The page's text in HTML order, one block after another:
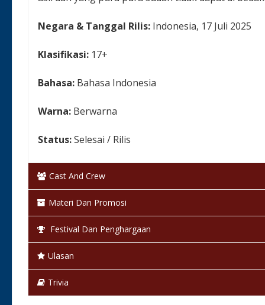
Negara & Tanggal Rilis: Indonesia, 17 Juli 2025
Klasifikasi: 17+
Bahasa: Bahasa Indonesia
Warna: Berwarna
Status:Selesai / Rilis
Cast And Crew
Materi Dan Promosi
Festival Dan Penghargaan
Ulasan
Trivia